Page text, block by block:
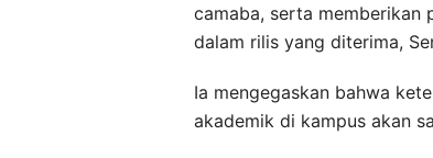
camaba, serta memberikan
dalam rilis yang diterima,
Ia mengegaskan bahwa
akademik di kampus akan